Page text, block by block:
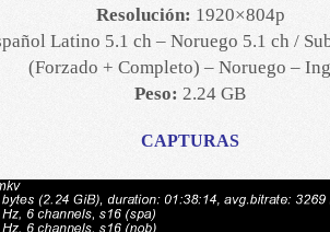
Resolución: 1920×804p
Latino 5.1 ch – Noruego 5.1 ch /
(Forzado + Completo) – Noruego –
Peso: 2.24 GB
CAPTURAS